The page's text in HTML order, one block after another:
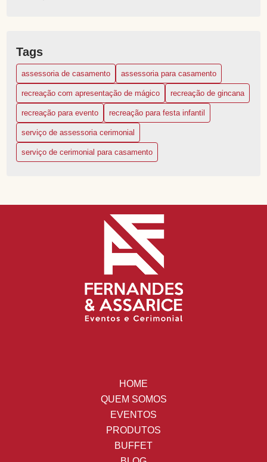
Tags
assessoria de casamento assessoria para casamento
recreação com apresentação de mágico recreação de gincana
recreação para evento recreação para festa infantil
serviço de assessoria cerimonial
serviço de cerimonial para casamento
HOME
QUEM SOMOS
EVENTOS
PRODUTOS
BUFFET